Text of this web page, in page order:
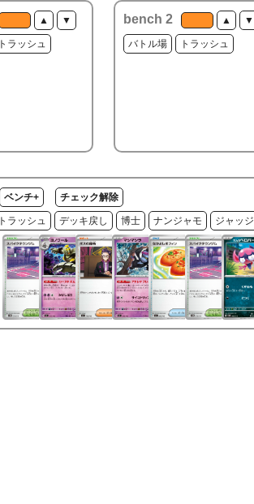
▲ ▼
トラッシュ
bench 2 ▲ ▼
バトル場 トラッシュ
ベンチ+ チェック解除
トラッシュ デッキ戻し 博士 ナンジャモ ジャッ